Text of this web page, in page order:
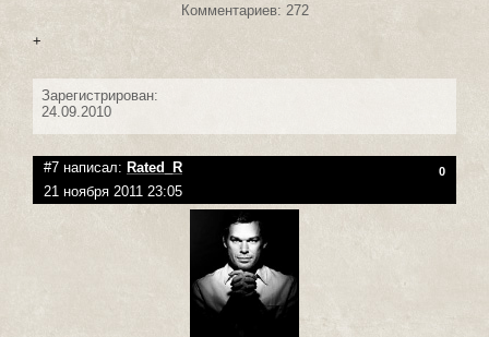
Комментариев: 272
+
Зарегистрирован:
24.09.2010
#7 написал: Rated_R 0
21 ноября 2011 23:05